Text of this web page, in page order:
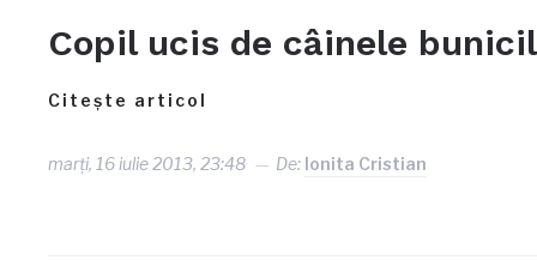
Copil ucis de câinele
Citește articol
marți, 16 iulie 2013, 23:48 De: Ionita Cristian